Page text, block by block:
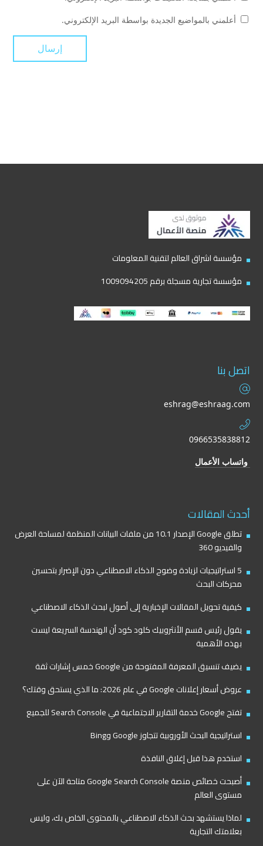
أعلمني بالمواضيع الجديدة بواسطة البريد الإلكتروني.
مؤسسة اشراق العالم لتقنية المعلومات
مؤسسة تجارية مسجلة برقم 1009094205
اتصل بنا
eshrag@eshraag.com
0966535838812
واتساب الأعمال
أحدث المقالات
تطلق Google الإصدار 10.1 من ملفات البيانات المنظمة لمساحة العرض
والفيديو 360
5 استراتيجيات لزيادة وضوح الذكاء الاصطناعي دون الإضرار بتحسين
محركات البحث
كيفية تحويل المقالات الإخبارية إلى أصول لبحث الذكاء الاصطناعي
يقول رئيس قسم الأنثروبيك كلود كود أن الهندسة السريعة ليست
بهذه الأهمية
يضيف تنسيق المعرفة المفتوحة من Google خمس إشارات ثقة
عروض أسعار إعلانات Google في عام 2026: ما الذي يستحق وقتك؟
تفتح Google خدمة التقارير الاجتماعية في Search Console للجميع
استراتيجية البحث الأوروبية تتجاوز Google وBing
استخدم هذا قبل إغلاق النافذة
أصبحت خصائص منصة Google Search Console متاحة الآن على
مستوى العالم
لماذا يستشهد بحث الذكاء الاصطناعي بالمحتوى الخاص بك، وليس
بعلامتك التجارية